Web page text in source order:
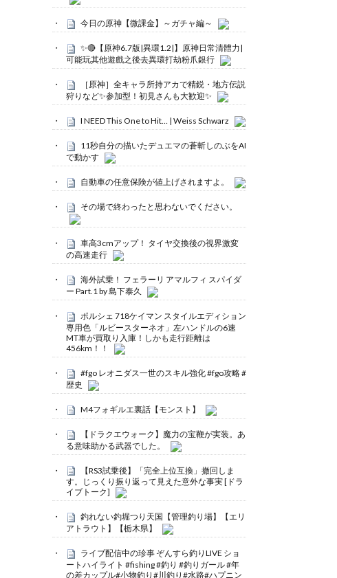
今日の原神【微課金】～ガチャ編～
✨🔴【原神6.7版|異環1.2|】原神日常清體力|
可能玩其他遊戲之後去異環打劫粉爪銀行
［原神］全キャラ所持アカで精鋭・地方伝説
狩りなど✨参加型！初見さんも大歓迎✨
I NEED This One to Hit… | Weiss Schwarz
11秒自分の描いたデュエマの蒼斬しのぶをAI
で動かす
自動車の任意保険が値上げされますよ。
その場で終わったと思わないでください。
車高3cmアップ！ タイヤ交換後の視界激変
の高速走行
海外試乗！ フェラーリ アマルフィ スパイダ
ー Part.1 by 島下泰久
ポルシェ 718ケイマン スタイルエディション
専用色「ルビースターネオ」左ハンドルの6速
MT車が買取り入庫！しかも走行距離は
456km！！
#fgo レオニダス一世のスキル強化 #fgo攻略 #
歴史
M4フォギルエ裏話【モンスト】
【ドラクエウォーク】魔力の宝鞭が実装。あ
る意味助かる武器でした。
【RS3試乗後】「完全上位互換」撤回しま
す。じっくり振り返って見えた意外な事実 [ドラ
イブトーク]
釣れない釣堀つり天国【管理釣り場】【エリ
アトラウト】【栃木県】
ライブ配信中の珍事 ぞんすら釣りLIVE ショ
ートハイライト #fishing #釣り #釣りガール #年
の差カップル#小物釣り#川釣り#水路#ハプニン